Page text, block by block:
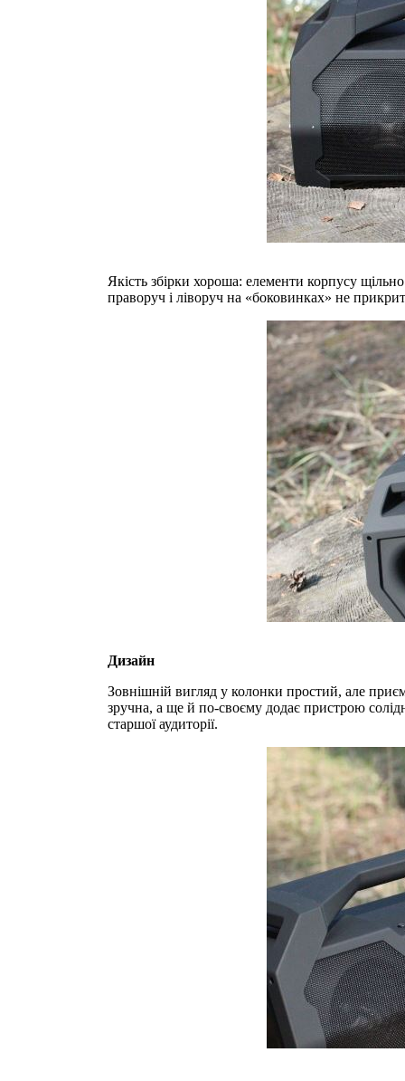
Якість збірки хороша: елементи корпусу
праворуч і ліворуч на «боковинках» не
Дизайн
Зовнішній вигляд у колонки простий, але
зручна, а ще й по-своєму додає пристрою
старшої аудиторії.